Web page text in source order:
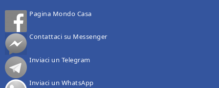
Pagina Mondo Casa
Contattaci su Messenger
Inviaci un Telegram
Inviaci un WhatsApp